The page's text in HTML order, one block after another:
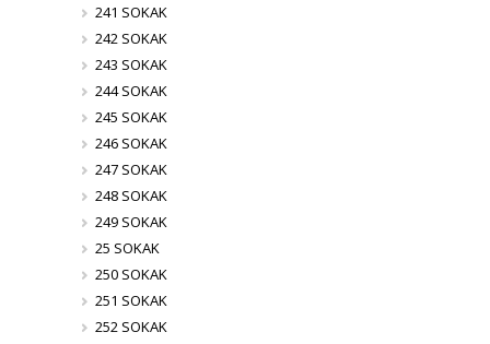
241 SOKAK
242 SOKAK
243 SOKAK
244 SOKAK
245 SOKAK
246 SOKAK
247 SOKAK
248 SOKAK
249 SOKAK
25 SOKAK
250 SOKAK
251 SOKAK
252 SOKAK